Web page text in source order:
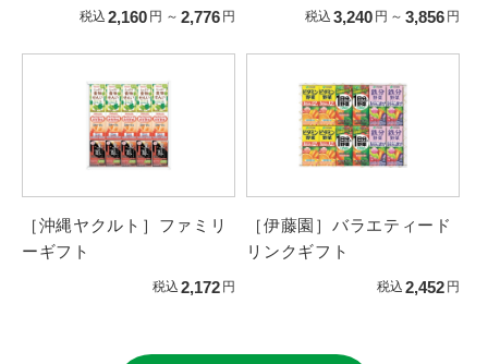
税込 2,160 円 ～ 2,776 円 税込 3,240 円 ～ 3,856 円
［沖縄ヤクルト］ファミリ
ーギフト
税込 2,172 円
［伊藤園］バラエティード
リンクギフト
税込 2,452 円